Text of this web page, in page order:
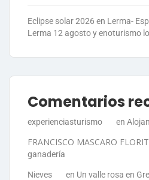
Eclipse solar 2026 en Lerma-
Lerma 12 agosto y enoturismo
Comentarios
experienciasturismo en
FRANCISCO MASCARO FLORIT
ganadería
Nieves en Un valle rosa en